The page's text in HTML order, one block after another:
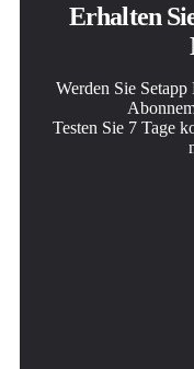
Erhalten
Werden Sie
Testen Sie 7 Tage